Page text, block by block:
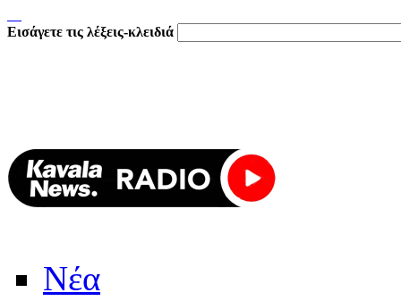
Εισάγετε τις λέξεις-κλειδιά
Νέα